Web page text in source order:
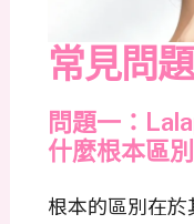
常見問
問題一：
什麼根本區
根本的區別在